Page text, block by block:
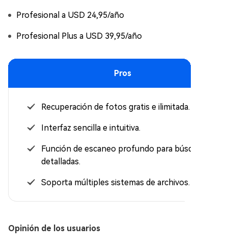
Profesional a USD 24,95/año
Profesional Plus a USD 39,95/año
Pros
Recuperación de fotos gratis e ilimitada.
Interfaz sencilla e intuitiva.
Función de escaneo profundo para búsquedas
detalladas.
Soporta múltiples sistemas de archivos.
Opinión de los usuarios